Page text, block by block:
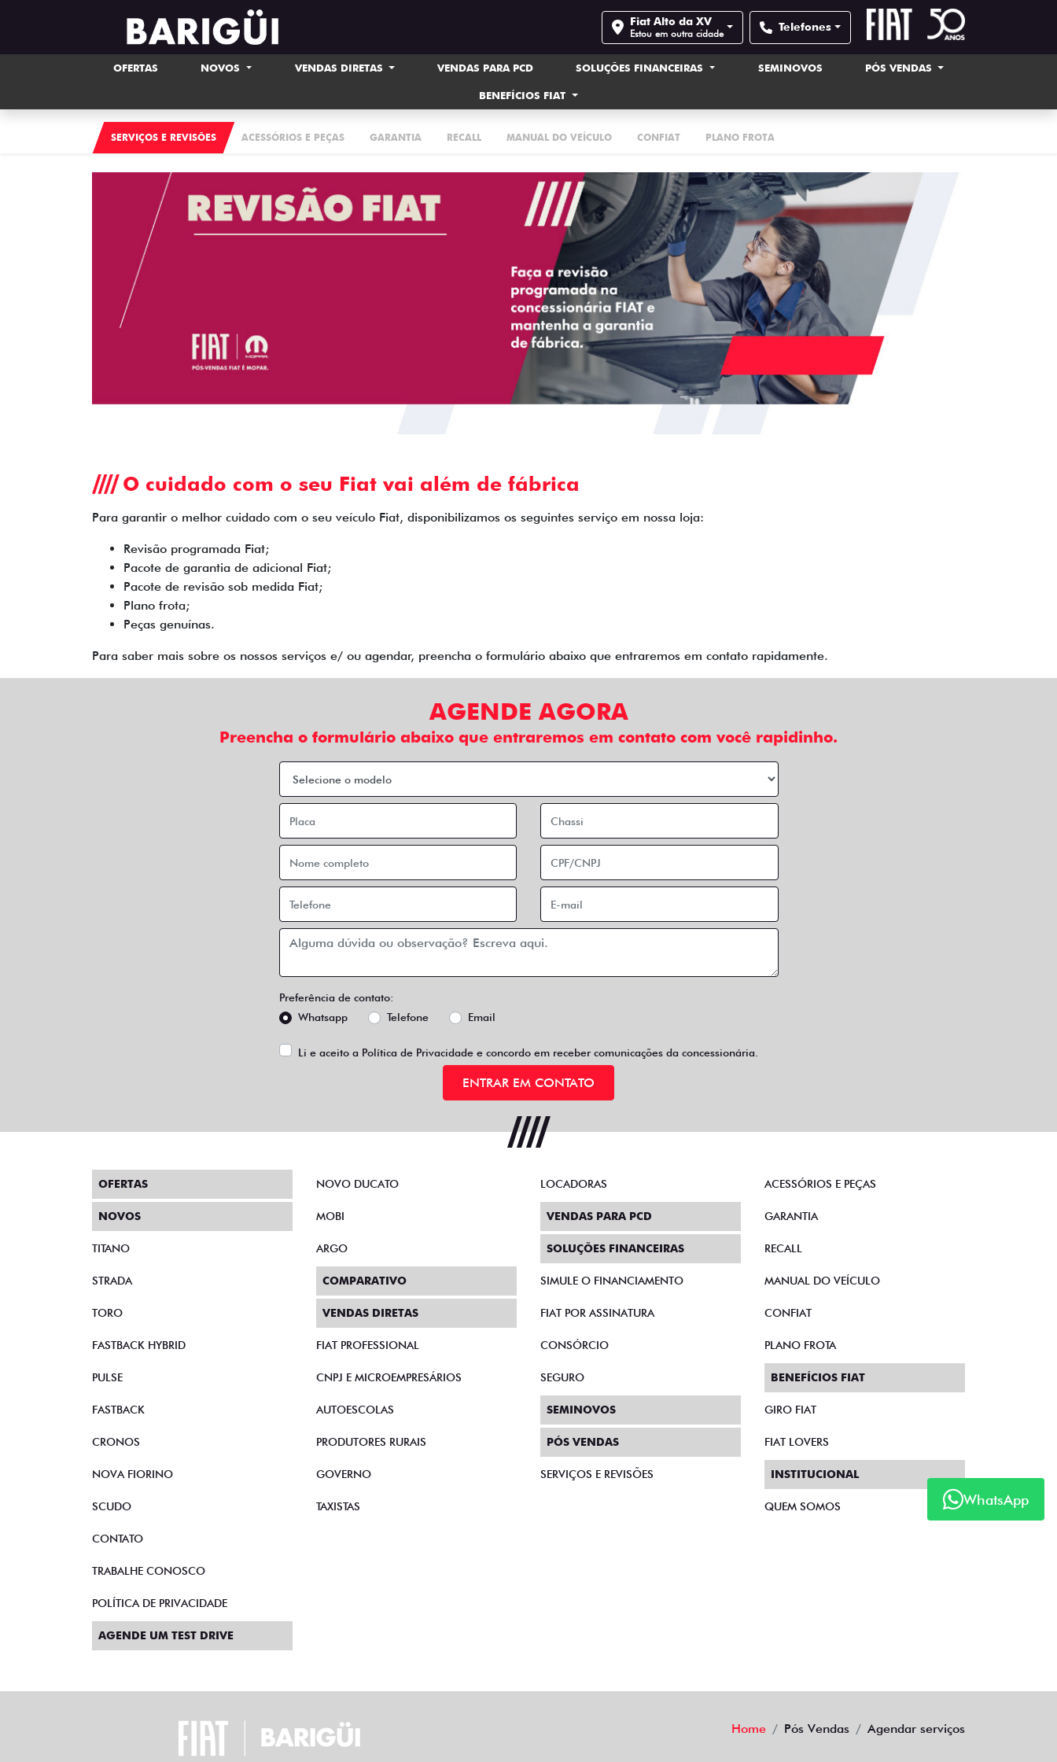
Fiat Alto da XV
Estou em outra cidade Telefones
OFERTAS NOVOS VENDAS DIRETAS VENDAS PARA PCD SOLUÇÕES FINANCEIRAS SEMINOVOS PÓS VENDAS
BENEFÍCIOS FIAT
SERVIÇOS E REVISÕES ACESSÓRIOS E PEÇAS GARANTIA RECALL MANUAL DO VEÍCULO CONFIAT PLANO FROTA
O cuidado com o seu Fiat vai além de fábrica
Para garantir o melhor cuidado com o seu veículo Fiat, disponibilizamos os seguintes serviço em nossa loja:
Revisão programada Fiat;
Pacote de garantia de adicional Fiat;
Pacote de revisão sob medida Fiat;
Plano frota;
Peças genuínas.
Para saber mais sobre os nossos serviços e/ ou agendar, preencha o formulário abaixo que entraremos em contato rapidamente.
AGENDE AGORA
Preencha o formulário abaixo que entraremos em contato com você rapidinho.
Preferência de contato:
Whatsapp
Telefone Email
Li e aceito a Política de Privacidadee concordo em receber comunicações da concessionária.
ENTRAR EM CONTATO
WhatsApp
OFERTAS
NOVOS
TITANO
STRADA
TORO
FASTBACK HYBRID
PULSE
FASTBACK
CRONOS
NOVA FIORINO
SCUDO
NOVO DUCATO
MOBI
ARGO
COMPARATIVO
VENDAS DIRETAS
FIAT PROFESSIONAL
CNPJ E MICROEMPRESÁRIOS
AUTOESCOLAS
PRODUTORES RURAIS
GOVERNO
TAXISTAS
LOCADORAS
VENDAS PARA PCD
SOLUÇÕES FINANCEIRAS
SIMULE O FINANCIAMENTO
FIAT POR ASSINATURA
CONSÓRCIO
SEGURO
SEMINOVOS
PÓS VENDAS
SERVIÇOS E REVISÕES
ACESSÓRIOS E PEÇAS
GARANTIA
RECALL
MANUAL DO VEÍCULO
CONFIAT
PLANO FROTA
BENEFÍCIOS FIAT
GIRO FIAT
FIAT LOVERS
INSTITUCIONAL
QUEM SOMOS
CONTATO
TRABALHE CONOSCO
POLÍTICA DE PRIVACIDADE
AGENDE UM TEST DRIVE
Home Pós Vendas Agendar serviços